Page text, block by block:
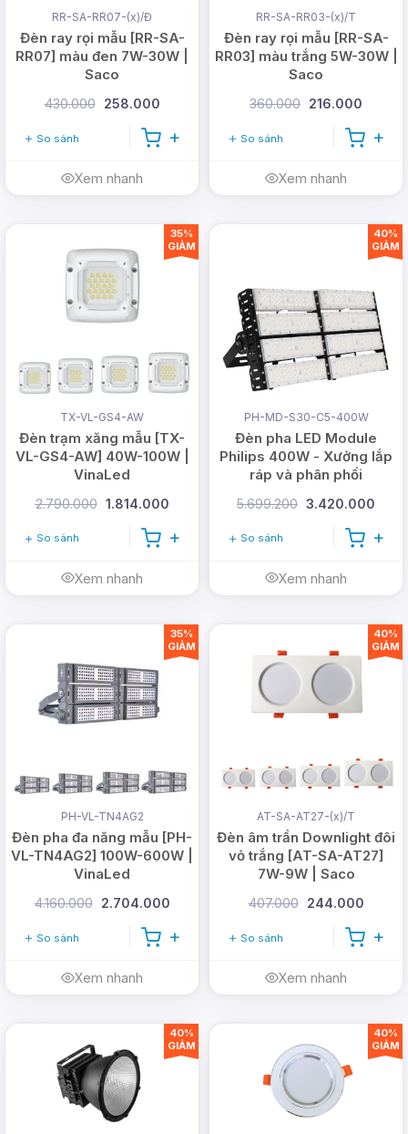
RR-SA-RR07-(x)/Đ
Đèn ray rọi mẫu [RR-SA-
RR07] màu đen 7W-30W |
Saco
430.000 258.000
So sánh
Xem nhanh
RR-SA-RR03-(x)/T
Đèn ray rọi mẫu [RR-SA-
RR03] màu trắng 5W-30W |
Saco
360.000 216.000
So sánh
Xem nhanh
TX-VL-GS4-AW
Đèn trạm xăng mẫu [TX-
VL-GS4-AW] 40W-100W |
VinaLed
2.790.000 1.814.000
So sánh
Xem nhanh
35%
GIẢM
PH-MD-S30-C5-400W
Đèn pha LED Module
Philips 400W - Xưởng lắp
ráp và phân phối
5.699.200 3.420.000
So sánh
Xem nhanh
40%
GIẢM
PH-VL-TN4AG2
Đèn pha đa năng mẫu [PH-
VL-TN4AG2] 100W-600W |
VinaLed
4.160.000 2.704.000
So sánh
Xem nhanh
35%
GIẢM
AT-SA-AT27-(x)/T
Đèn âm trần Downlight đôi
vỏ trắng [AT-SA-AT27]
7W-9W | Saco
407.000 244.000
So sánh
Xem nhanh
40%
GIẢM
40%
GIẢM
40%
GIẢM